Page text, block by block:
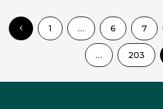
1 … 6 7
… 203